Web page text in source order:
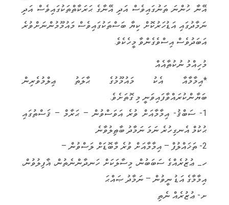
އޭނާ ހުންނަ ތަނުގައިވެސް އަދި އޭނާގެ ޙަރަކާތްތަކުގައިވެސް އަދި
ނަމާދުގައި އަޑުހަރުކޮށް ކިޔާ ބަސްތަކުގައިވެސް މައުމޫމުންނަށްވުރެ
އަބަދުވެސް އިސްވެގެންވާ މީހެކެވެ.
މުހިއްމު ނުކުތާއެއް
*އިމާމާއާ އެކު މައުމޫމުގެ ޙާލަތު ޢިލްމުވެރިން
ބަޔާންކުރައްވާފައިވަނީ މި ގޮތަށެވެ.
1- ސަބްޤު- އިމާމާއަށް ވުރެ އަވަސްވުން – ޙަރާމް – ޤަސްތުގައި
ޙުކުމް އެނގިހުރެ ނަމަ ނަމާދު ބާޠިލުވާނެ
2- ތަޚައްލުފް – އިމާމާއަށް ވުރެ މާބޮޑަށް ލަސްވުން –
ހ_ ޢުޒުރެއްގެ ސަބަބުން، މިސާލަކަށް ހަނދާންނެތުން، ޣާފިލުވުން،
އިމާމާގެ އަޑު ނީވުން – ނަމާދު ޞައްޙަ
ށ- ޢުޒުރެއް ނެތި